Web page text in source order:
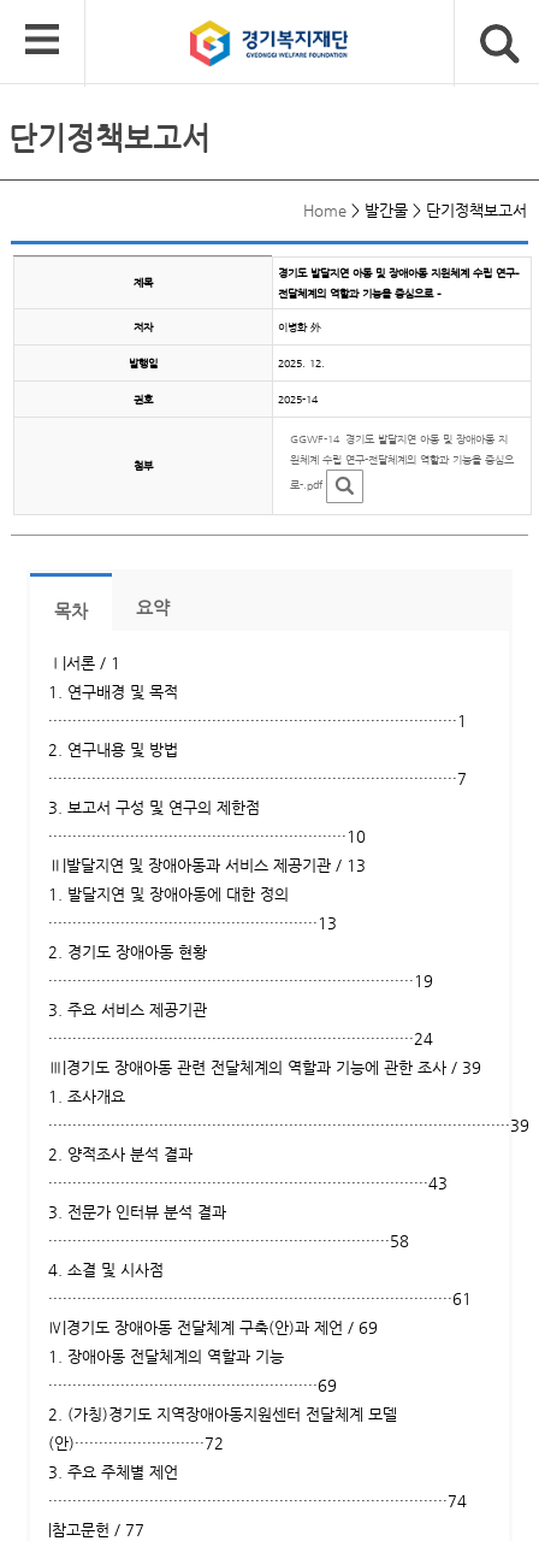
단기정책보고서
Home > 발간물 > 단기정책보고서
제목
경기도 발달지연 아동 및 장애아동 지원체계 수립 연구–
전달체계의 역할과 기능을 중심으로 –
저자 이병화 外
발행일 2025. 12.
권호 2025-14
첨부
GGWF-14_경기도 발달지연 아동 및 장애아동 지
원체계 수립 연구-전달체계의 역할과 기능을 중심으
로-.pdf
목차
Ⅰ|서론 / 1
1. 연구배경 및 목적
·····················································································1
2. 연구내용 및 방법
·····················································································7
3. 보고서 구성 및 연구의 제한점
······························································10
Ⅱ|발달지연 및 장애아동과 서비스 제공기관 / 13
1. 발달지연 및 장애아동에 대한 정의
························································13
2. 경기도 장애아동 현황
············································································19
3. 주요 서비스 제공기관
············································································24
Ⅲ|경기도 장애아동 관련 전달체계의 역할과 기능에 관한 조사 / 39
1. 조사개요
································································································39
2. 양적조사 분석 결과
···············································································43
3. 전문가 인터뷰 분석 결과
·······································································58
4. 소결 및 시사점
····················································································61
Ⅳ|경기도 장애아동 전달체계 구축(안)과 제언 / 69
1. 장애아동 전달체계의 역할과 기능
························································69
2. (가칭)경기도 지역장애아동지원센터 전달체계 모델
(안)···························72
3. 주요 주체별 제언
···················································································74
|참고문헌 / 77
요약